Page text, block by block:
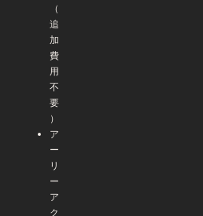
（
追
加
費
用
不
要
）
ア
ー
リ
ー
ア
ク